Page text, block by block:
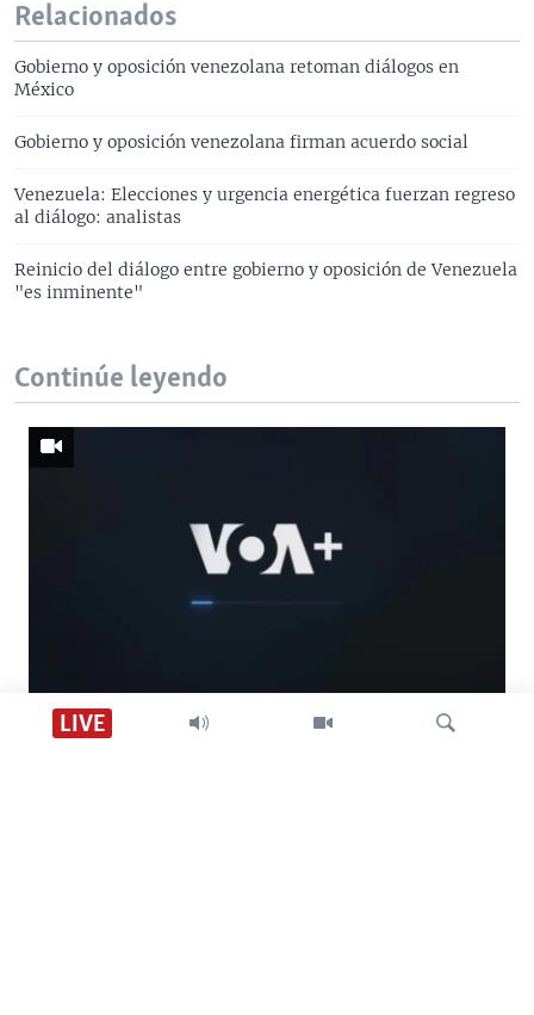
LIVE
Relacionados
Gobierno y oposición venezolana retoman diálogos en
México
Gobierno y oposición venezolana firman acuerdo social
Venezuela: Elecciones y urgencia energética fuerzan regreso
al diálogo: analistas
Reinicio del diálogo entre gobierno y oposición de Venezuela
"es inminente"
Continúe leyendo
Descarga VOA +